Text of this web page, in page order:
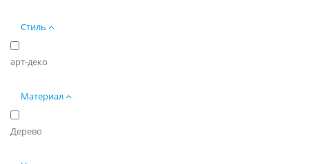
Стиль
арт-деко
Материал
Дерево